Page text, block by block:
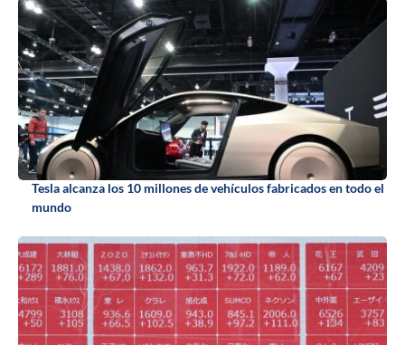
Tesla alcanza los 10 millones de vehículos fabricados en todo el
mundo